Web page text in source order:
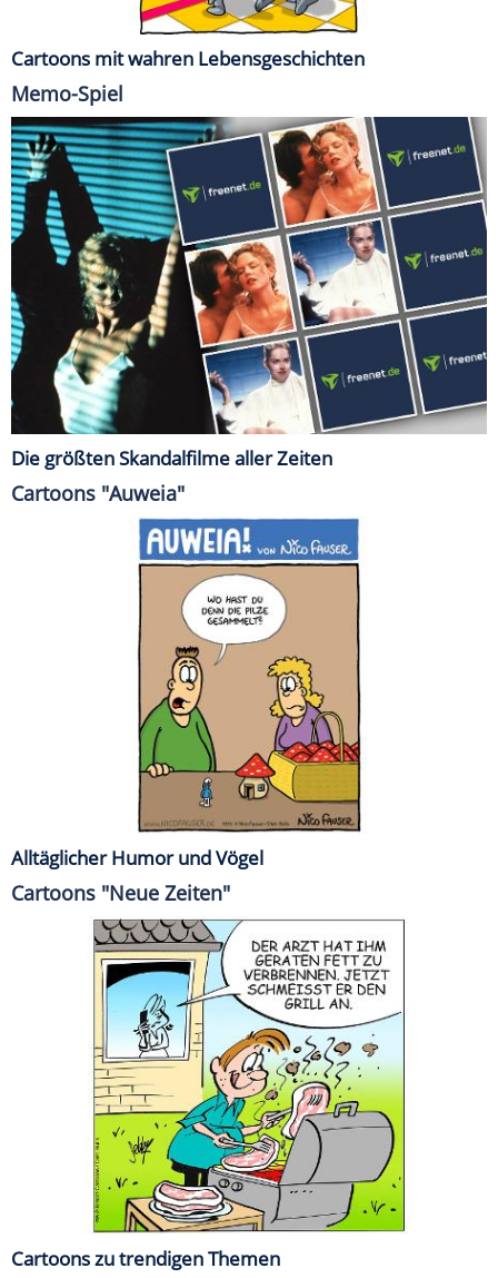
Cartoons mit wahren Lebensgeschichten
Memo-Spiel
Die größten Skandalfilme aller Zeiten
Cartoons "Auweia"
Alltäglicher Humor und Vögel
Cartoons "Neue Zeiten"
Cartoons zu trendigen Themen